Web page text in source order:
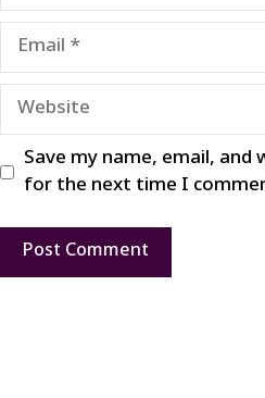
Email
Website
Save my name, email,
for the next time I